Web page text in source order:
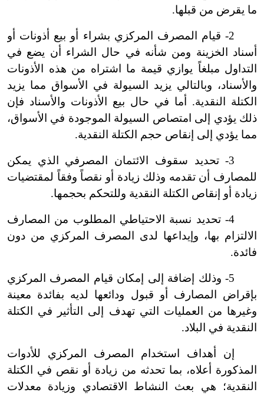
ما يقرض من قبلها.
2- قيام المصرف المركزي بشراء أو بيع أذونات أو
أسناد الخزينة ومن شأنه في حال الشراء أن يضع في
التداول مبلغاً يوازي قيمة ما اشتراه من هذه الأذونات
والأسناد، وبالتالي يزيد السيولة في الأسواق مما يزيد
الكتلة النقدية. أما في حال بيع الأذونات والأسناد فإن
ذلك يؤدي إلى امتصاص السيولة الموجودة في الأسواق،
مما يؤدي إلى إنقاص حجم الكتلة النقدية.
3- تحديد سقوف الائتمان المصرفي الذي يمكن
للمصارف أن تقدمه وذلك زيادة أو نقصاً وفقاً لمقتضيات
زيادة أو إنقاص الكتلة النقدية وللتحكم بحجمها.
4- تحديد نسبة الاحتياطي المطلوب من المصارف
الالتزام بها، وإيداعها لدى المصرف المركزي من دون
فائدة.
5- وذلك إضافة إلى إمكان قيام المصرف المركزي
بإقراض المصارف أو قبول ودائعها لديه بفائدة معينة
وغيرها من العمليات التي تهدف إلى التأثير في الكتلة
النقدية في البلاد.
إن أهداف استخدام المصرف المركزي للأدوات
المذكورة أعلاه، بما تحدثه من زيادة أو نقص في الكتلة
النقدية؛ هي بعث النشاط الاقتصادي وزيادة معدلات